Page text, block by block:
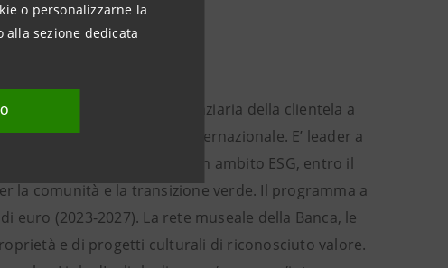
o personalizzarne la
sezione dedicata
di euro di attività finanziaria della clientela a
significativa presenza internazionale. E’ leader a
al digitale e al fintech. In ambito ESG, entro il
la comunità e la transizione verde. Il programma a
(2023-2027). La rete museale della Banca, le
e di progetti culturali di riconosciuto valore.